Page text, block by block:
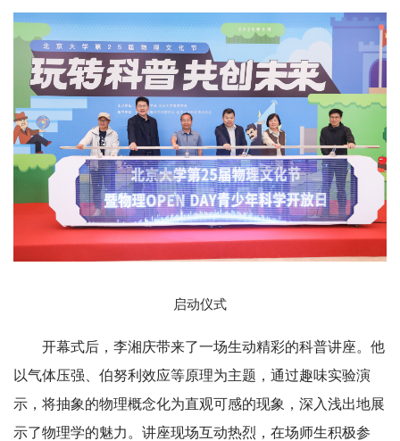
启动仪式
开幕式后，李湘庆带来了一场生动精彩的科普讲座。他
以气体压强、伯努利效应等原理为主题，通过趣味实验演
示，将抽象的物理概念化为直观可感的现象，深入浅出地展
示了物理学的魅力。讲座现场互动热烈，在场师生积极参